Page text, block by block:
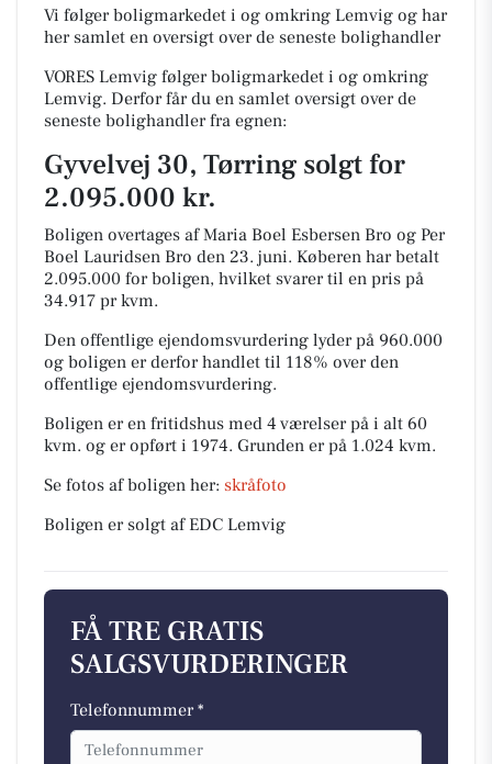
Vi følger boligmarkedet i og omkring Lemvig og har
her samlet en oversigt over de seneste bolighandler
VORES Lemvig følger boligmarkedet i og omkring
Lemvig. Derfor får du en samlet oversigt over de
seneste bolighandler fra egnen:
Gyvelvej 30, Tørring solgt for
2.095.000 kr.
Boligen overtages af Maria Boel Esbersen Bro og Per
Boel Lauridsen Bro den 23. juni. Køberen har betalt
2.095.000 for boligen, hvilket svarer til en pris på
34.917 pr kvm.
Den offentlige ejendomsvurdering lyder på 960.000
og boligen er derfor handlet til 118% over den
offentlige ejendomsvurdering.
Boligen er en fritidshus med 4 værelser på i alt 60
kvm. og er opført i 1974. Grunden er på 1.024 kvm.
Se fotos af boligen her: skråfoto
Boligen er solgt af EDC Lemvig
FÅ TRE GRATIS
SALGSVURDERINGER
Telefonnummer *